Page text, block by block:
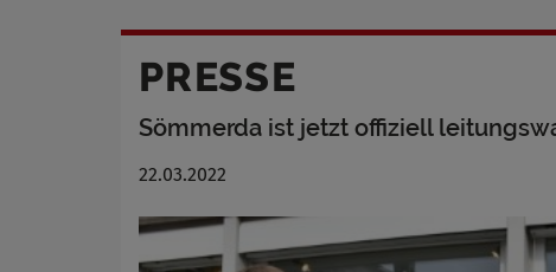
PRESSE
Sömmerda ist jetzt offiziell
22.03.2022